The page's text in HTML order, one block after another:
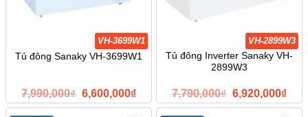
VH-3699W1
Tủ đông Sanaky VH-3699W1
7,990,000₫ Giá
gốc
6,600,000₫Giá
hiện
VH-2899W3
Tủ đông Inverter Sanaky VH-
2899W3
7,790,000₫ Giá
gốc
6,920,000₫Giá
hiện